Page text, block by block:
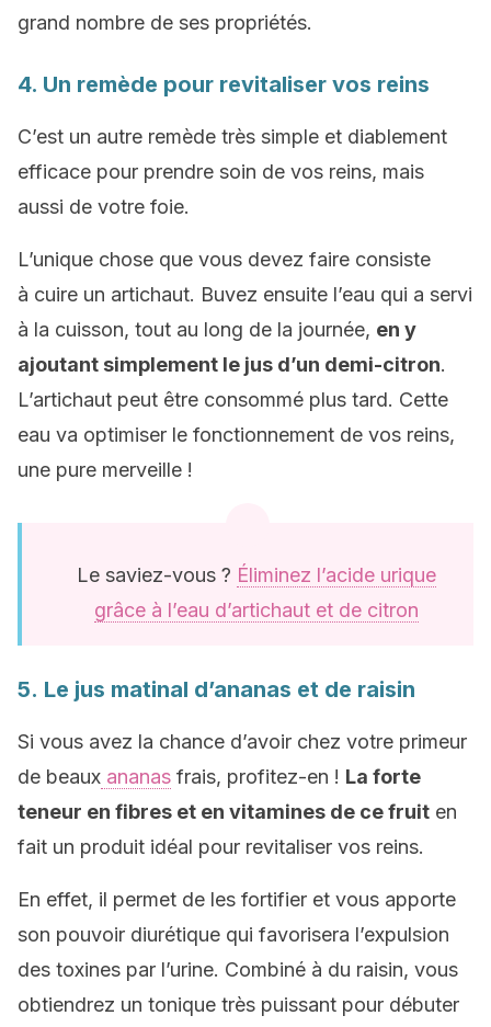
grand nombre de ses propriétés.
4. Un remède pour revitaliser vos reins
C’est un autre remède très simple et diablement
efficace pour prendre soin de vos reins, mais
aussi de votre foie.
L’unique chose que vous devez faire consiste
à cuire un artichaut. Buvez ensuite l’eau qui a servi
à la cuisson, tout au long de la journée, en y
ajoutant simplement le jus d’un demi-citron.
L’artichaut peut être consommé plus tard. Cette
eau va optimiser le fonctionnement de vos reins,
une pure merveille !
Le saviez-vous ? Éliminez l’acide urique
grâce à l’eau d’artichaut et de citron
5. Le jus matinal d’ananas et de raisin
Si vous avez la chance d’avoir chez votre primeur
de beaux ananas frais, profitez-en ! La forte
teneur en fibres et en vitamines de ce fruit en
fait un produit idéal pour revitaliser vos reins.
En effet, il permet de les fortifier et vous apporte
son pouvoir diurétique qui favorisera l’expulsion
des toxines par l’urine. Combiné à du raisin, vous
obtiendrez un tonique très puissant pour débuter